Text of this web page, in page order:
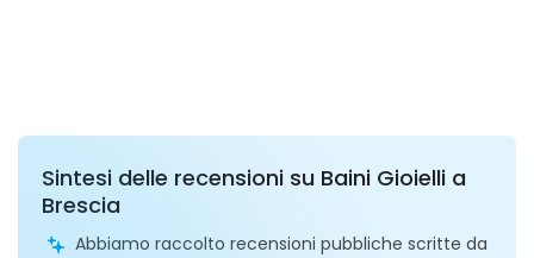
Sintesi delle recensioni su Baini Gioielli a
Brescia
Abbiamo raccolto recensioni pubbliche scritte da